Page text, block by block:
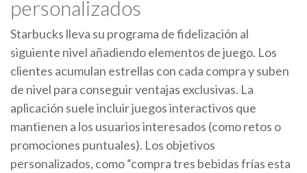
personalizados
Starbucks lleva su programa de fidelización al
siguiente nivel añadiendo elementos de juego. Los
clientes acumulan estrellas con cada compra y suben
de nivel para conseguir ventajas exclusivas. La
aplicación suele incluir juegos interactivos que
mantienen a los usuarios interesados (como retos o
promociones puntuales). Los objetivos
personalizados, como “compra tres bebidas frías esta